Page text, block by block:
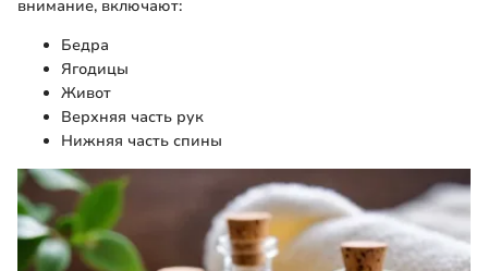
внимание, включают:
Бедра
Ягодицы
Живот
Верхняя часть рук
Нижняя часть спины